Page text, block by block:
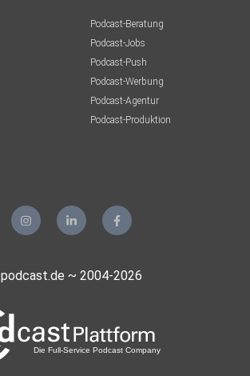
Podcast-Beratung
Podcast-Jobs
Podcast-Push
Podcast-Werbung
Podcast-Agentur
Podcast-Produktion
podcast.de ~ 2004-2026